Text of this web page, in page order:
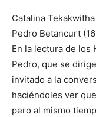
Catalina
Pedro Betancurt
En la lectura de los
Pedro, que se
invitado a la
haciéndoles ver
pero al mismo